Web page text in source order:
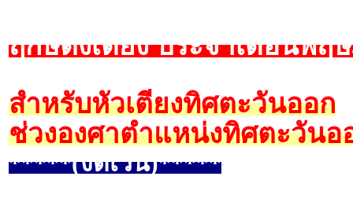
ฤกษ์ตั้งเตียง ประจำเดือนพฤ
สำหรับหัวเตียงทิศตะวันออก
ช่วงองศาตำแหน่งทิศตะวันอ
*****(งดเว้น)*****